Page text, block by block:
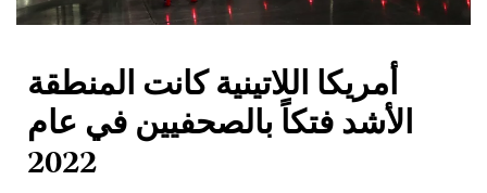
أمريكا اللاتينية كانت المنطقة
الأشد فتكاً بالصحفيين في عام
2022